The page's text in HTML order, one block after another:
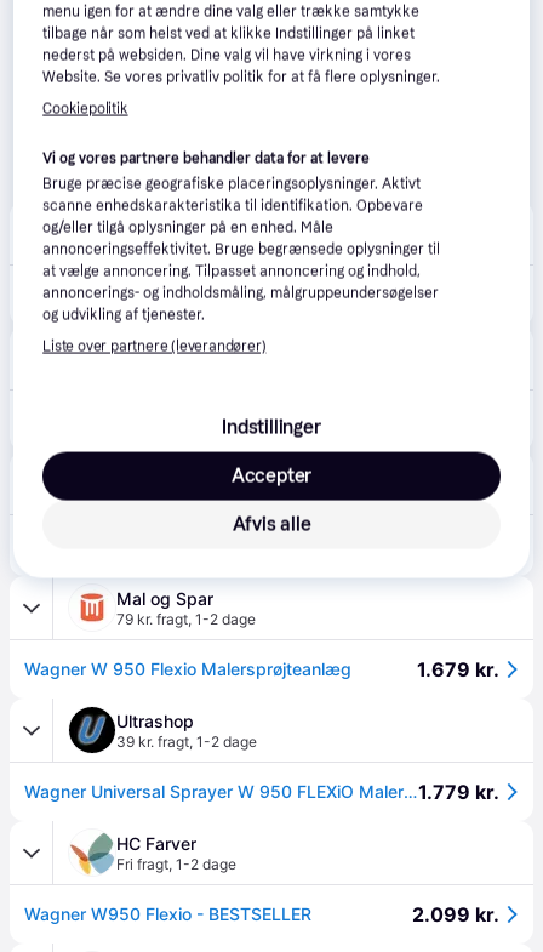
Proshop.dk 4.8 (1280)
Fri fragt,1 dag
Wagner W 950 Flexio 1.691 kr.
happii.dk 4.7(127)
Mal og Spar
79 kr. fragt, 1-2 dage
Wagner W 950 Flexio Malersprøjteanlæg 1.679 kr.
Ultrashop
39 kr. fragt, 1-2 dage
Wagner Universal Sprayer W 950 FLEXiO Malersprøjte.1.779 kr.
HC Farver
Fri fragt, 1-2 dage
Wagner W950 Flexio - BESTSELLER 2.099 kr.
menu igen for at ændre dine valg eller trække samtykke
tilbage når som helst ved at klikke Indstillinger på linket
nederst på websiden. Dine valg vil have virkning i vores
Website. Se vores privatliv politik for at få flere oplysninger.
Cookiepolitik
Vi og vores partnere behandler data for at levere
Bruge præcise geografiske placeringsoplysninger. Aktivt
scanne enhedskarakteristika til identifikation. Opbevare
og/eller tilgå oplysninger på en enhed. Måle
annonceringseffektivitet. Bruge begrænsede oplysninger til
at vælge annoncering. Tilpasset annoncering og indhold,
annoncerings- og indholdsmåling, målgruppeundersøgelser
og udvikling af tjenester.
Liste over partnere (leverandører)
Indstillinger
Afvis alle
Accepter